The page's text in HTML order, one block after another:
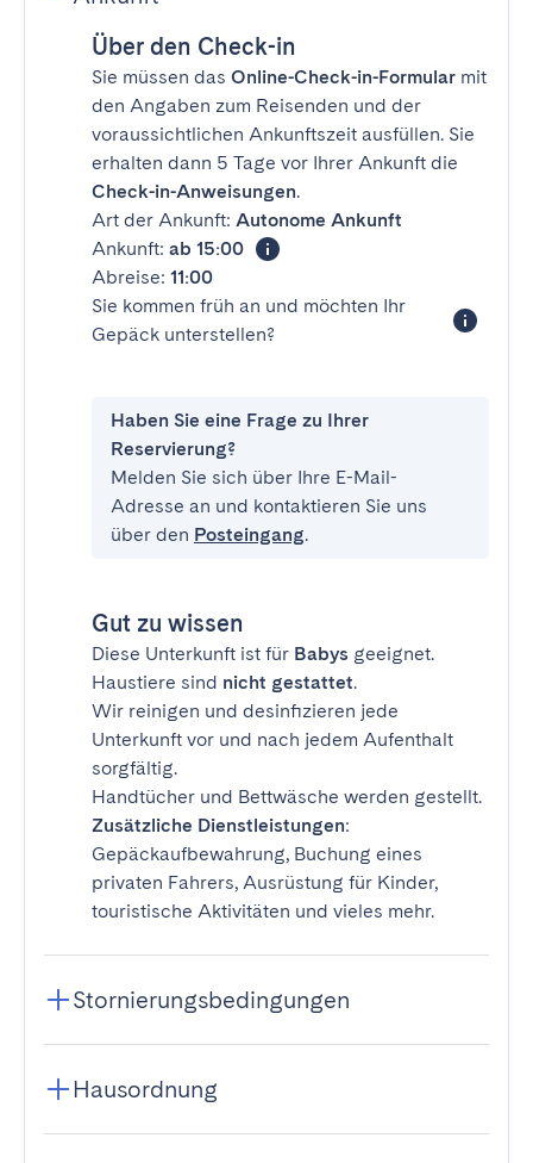
Über den Check-in
Sie müssen das Online-Check-in-Formular mit
den Angaben zum Reisenden und der
voraussichtlichen Ankunftszeit ausfüllen. Sie
erhalten dann 5 Tage vor Ihrer Ankunft die
Check-in-Anweisungen.
Art der Ankunft: Autonome Ankunft
Ankunft: ab 15:00
Abreise: 11:00
Sie kommen früh an und möchten Ihr
Gepäck unterstellen?
Haben Sie eine Frage zu Ihrer
Reservierung?
Melden Sie sich über Ihre E-Mail-
Adresse an und kontaktieren Sie uns
über den Posteingang.
Gut zu wissen
Diese Unterkunft ist für Babys geeignet.
Haustiere sind nicht gestattet.
Wir reinigen und desinfizieren jede
Unterkunft vor und nach jedem Aufenthalt
sorgfältig.
Handtücher und Bettwäsche werden gestellt.
Zusätzliche Dienstleistungen:
Gepäckaufbewahrung, Buchung eines
privaten Fahrers, Ausrüstung für Kinder,
touristische Aktivitäten und vieles mehr.
Stornierungsbedingungen
Hausordnung